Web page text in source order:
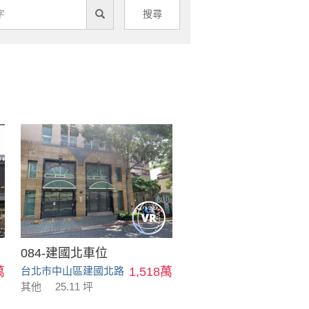
搜尋
084-建國北車位
台北市中山區建國北路 1,518萬
其他 25.11 坪